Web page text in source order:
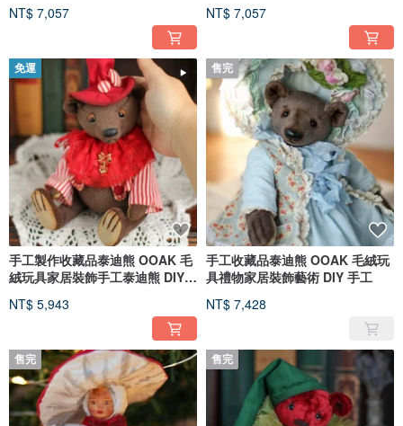
NT$ 7,057 NT$ 7,057
免運
手工製作收藏品泰迪熊 OOAK 毛
絨玩具家居裝飾手工泰迪熊 DIY
NT$ 5,943
售完
手工收藏品泰迪熊 OOAK 毛絨玩
具禮物家居裝飾藝術 DIY 手工
NT$ 7,428
售完 售完